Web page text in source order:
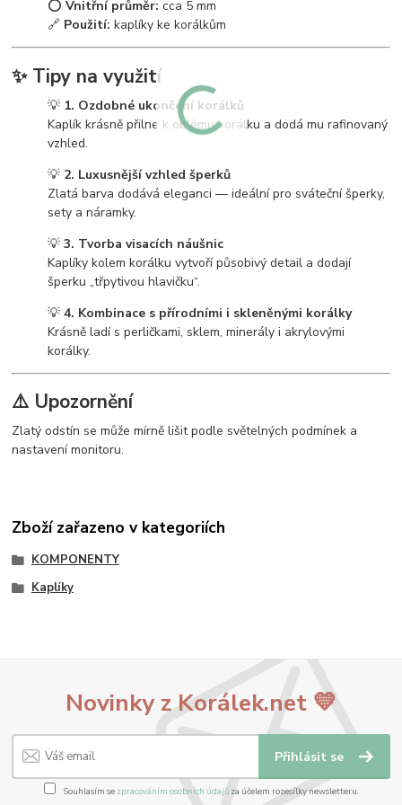
⭕Vnitřní průměr: cca 5 mm
🔗 Použití: kaplíky ke korálkům
✨ Tipy na využití
💡 1. Ozdobné ukončení korálků
Kaplík krásně přilne k oblému korálku a dodá mu rafinovaný
vzhled.
💡 2. Luxusnější vzhled šperků
Zlatá barva dodává eleganci — ideální pro sváteční šperky,
sety a náramky.
💡3. Tvorba visacích náušnic
Kaplíky kolem korálku vytvoří působivý detail a dodají
šperku „třpytivou hlavičku“.
💡4. Kombinace s přírodními i skleněnými korálky
Krásně ladí s perličkami, sklem, minerály i akrylovými
korálky.
⚠️ Upozornění
Zlatý odstín se může mírně lišit podle světelných podmínek a
nastavení monitoru.
Zboží zařazeno v kategoriích
KOMPONENTY
Kaplíky
Novinky z Korálek.net 💛
Přihlásit se
Souhlasím se zpracováním osobních údajůza účelem rozesílky newsletteru.